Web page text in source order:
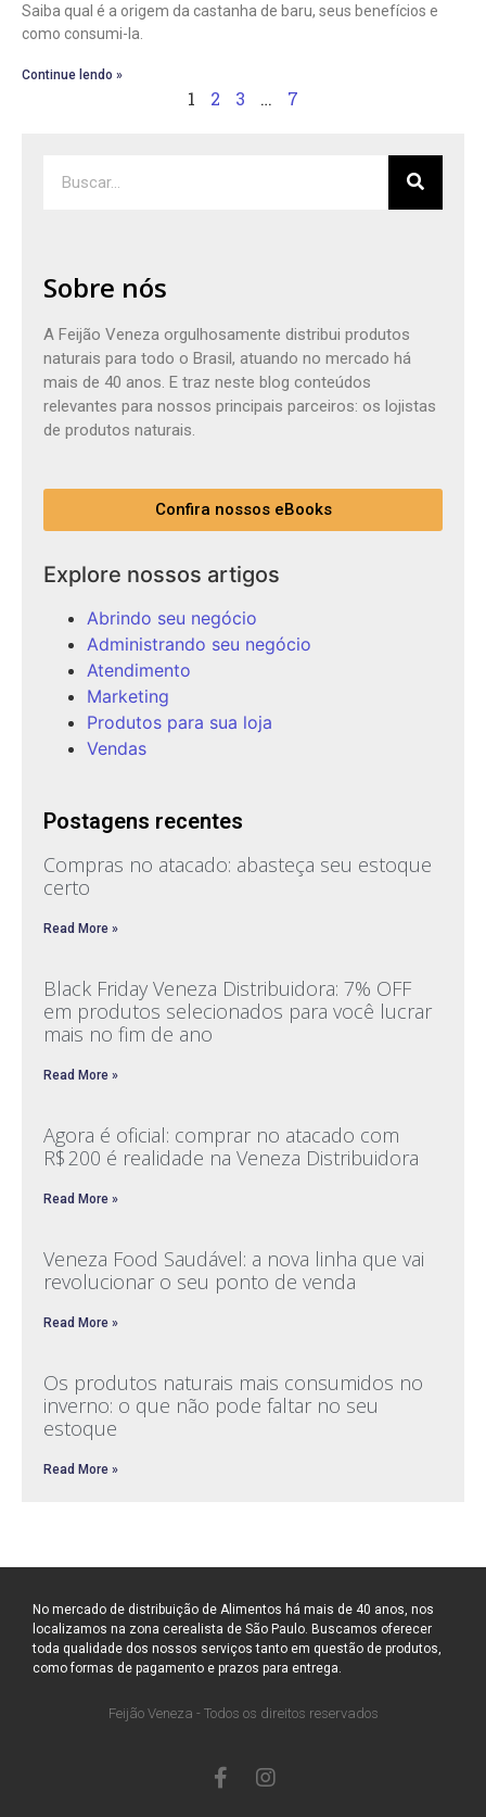
Saiba qual é a origem da castanha de baru, seus benefícios e
como consumi-la.
Continue lendo »
1 2 3 … 7
Sobre nós
A Feijão Veneza orgulhosamente distribui produtos
naturais para todo o Brasil, atuando no mercado há
mais de 40 anos. E traz neste blog conteúdos
relevantes para nossos principais parceiros: os lojistas
de produtos naturais.
Confira nossos eBooks
Explore nossos artigos
Abrindo seu negócio
Administrando seu negócio
Atendimento
Marketing
Produtos para sua loja
Vendas
Postagens recentes
Compras no atacado: abasteça seu estoque
certo
Read More »
Black Friday Veneza Distribuidora: 7% OFF
em produtos selecionados para você lucrar
mais no fim de ano
Read More »
Agora é oficial: comprar no atacado com
R$ 200 é realidade na Veneza Distribuidora
Read More »
Veneza Food Saudável: a nova linha que vai
revolucionar o seu ponto de venda
Read More »
Os produtos naturais mais consumidos no
inverno: o que não pode faltar no seu
estoque
Read More »
No mercado de distribuição de Alimentos há mais de 40 anos, nos
localizamos na zona cerealista de São Paulo. Buscamos oferecer
toda qualidade dos nossos serviços tanto em questão de produtos,
como formas de pagamento e prazos para entrega.
Feijão Veneza - Todos os direitos reservados